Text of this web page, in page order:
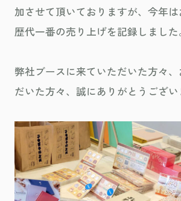
加させて頂いておりますが、今年は
歴代一番の売り上げを記録しました
弊社ブースに来ていただいた方々
だいた方々、誠にありがとうござい